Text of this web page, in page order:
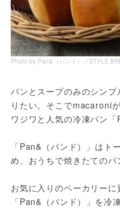
Photo by Pan&（パンド）／STYLE
パンとスープのみのシン
りたい。そこでmacaroni
ワジワと人気の冷凍パン「
「Pan&（パンド）」はト
め、おうちで焼きたてのパ
お気に入りのベーカリーに
「Pan&（パンド）」を冷